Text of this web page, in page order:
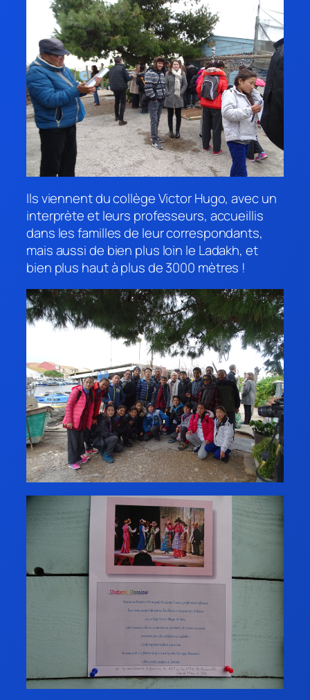
Ils viennent du collège Victor Hugo, avec un
interprète et leurs professeurs, accueillis
dans les familles de leur correspondants,
mais aussi de bien plus loin le Ladakh, et
bien plus haut à plus de 3000 mètres !